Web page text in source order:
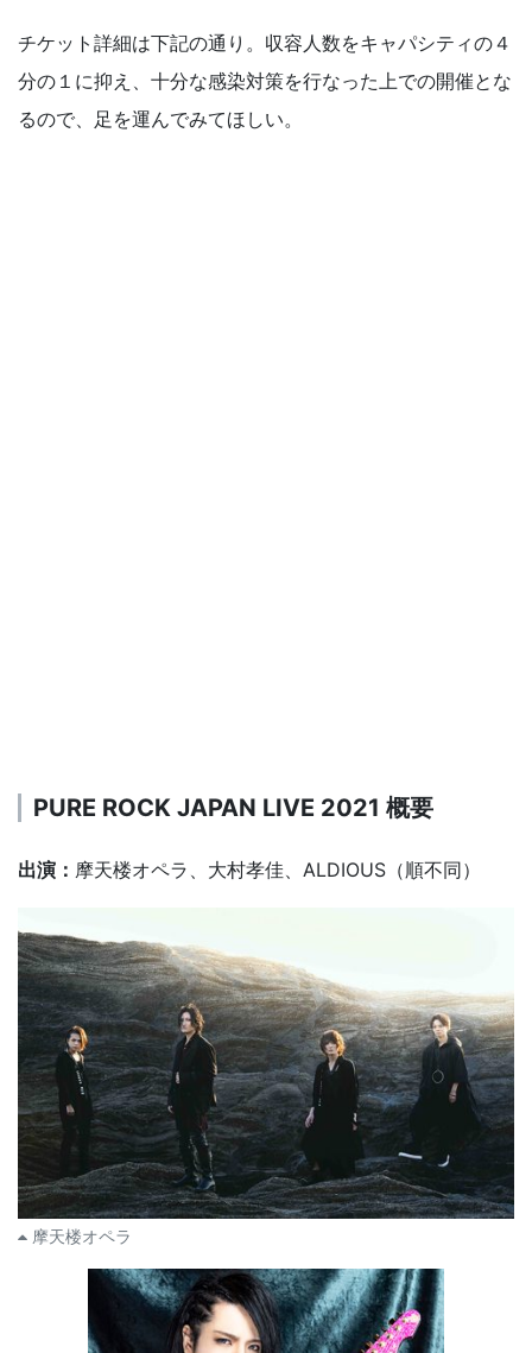
チケット詳細は下記の通り。収容人数をキャパシティの４
分の１に抑え、十分な感染対策を行なった上での開催とな
るので、足を運んでみてほしい。
PURE ROCK JAPAN LIVE 2021 概要
出演： 摩天楼オペラ、大村孝佳、ALDIOUS（順不同）
摩天楼オペラ